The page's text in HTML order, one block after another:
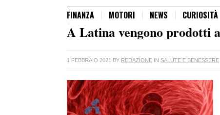
FINANZA MOTORI NEWS CURIOSITÀ
A Latina vengono prodotti
1 FEBBRAIO 2021 BY REDAZIONE IN SALUTE E BENESSERE